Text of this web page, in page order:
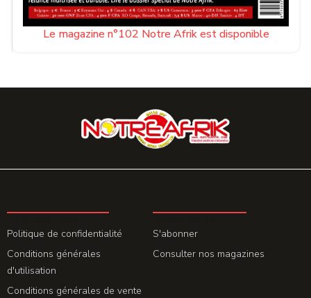
Le magazine n°102 Notre Afrik est disponible
Politique de confidentialité
Conditions générales
d'utilisation
Conditions générales de vente
S'abonner
Consulter nos magazines